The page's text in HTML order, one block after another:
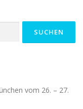
vom 26. – 27.